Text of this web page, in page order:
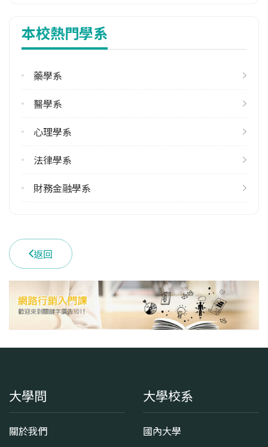
113學年度下學期
9
修輔系人數
13
113學年度下學期
113學年度上學期
11
學系電話
(02)33664755
學系地址
臺北市中正區羅斯福路四段1號
本校熱門學系
藥學系
醫學系
心理學系
法律學系
財務金融學系
返回
大學問
關於我們
大學校系
國內大學